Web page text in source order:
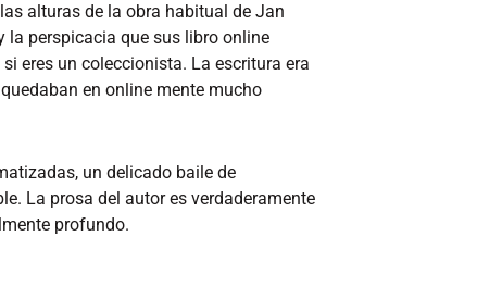
alturas de la obra habitual de Jan
la perspicacia que sus libro online​
eres un coleccionista. La escritura era
en online mente mucho
un delicado baile de
La prosa del autor es verdaderamente
profundo.